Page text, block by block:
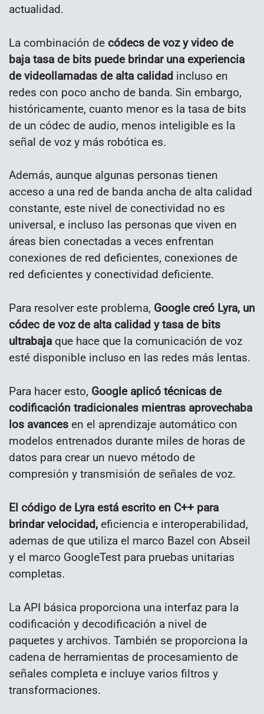
actualidad.
La combinación de códecs de voz y video de
baja tasa de bits puede brindar una experiencia
de videollamadas de alta calidad incluso en
redes con poco ancho de banda. Sin embargo,
históricamente, cuanto menor es la tasa de bits
de un códec de audio, menos inteligible es la
señal de voz y más robótica es.
Además, aunque algunas personas tienen
acceso a una red de banda ancha de alta calidad
constante, este nivel de conectividad no es
universal, e incluso las personas que viven en
áreas bien conectadas a veces enfrentan
conexiones de red deficientes, conexiones de
red deficientes y conectividad deficiente.
Para resolver este problema, Google creó Lyra, un
códec de voz de alta calidad y tasa de bits
ultrabaja que hace que la comunicación de voz
esté disponible incluso en las redes más lentas.
Para hacer esto, Google aplicó técnicas de
codificación tradicionales mientras aprovechaba
los avances en el aprendizaje automático con
modelos entrenados durante miles de horas de
datos para crear un nuevo método de
compresión y transmisión de señales de voz.
El código de Lyra está escrito en C++ para
brindar velocidad, eficiencia e interoperabilidad,
ademas de que utiliza el marco Bazel con Abseil
y el marco GoogleTest para pruebas unitarias
completas.
La API básica proporciona una interfaz para la
codificación y decodificación a nivel de
paquetes y archivos. También se proporciona la
cadena de herramientas de procesamiento de
señales completa e incluye varios filtros y
transformaciones.